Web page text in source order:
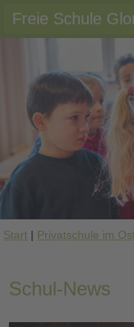
Freie Schule
Start | Privatschule im
Schul-News